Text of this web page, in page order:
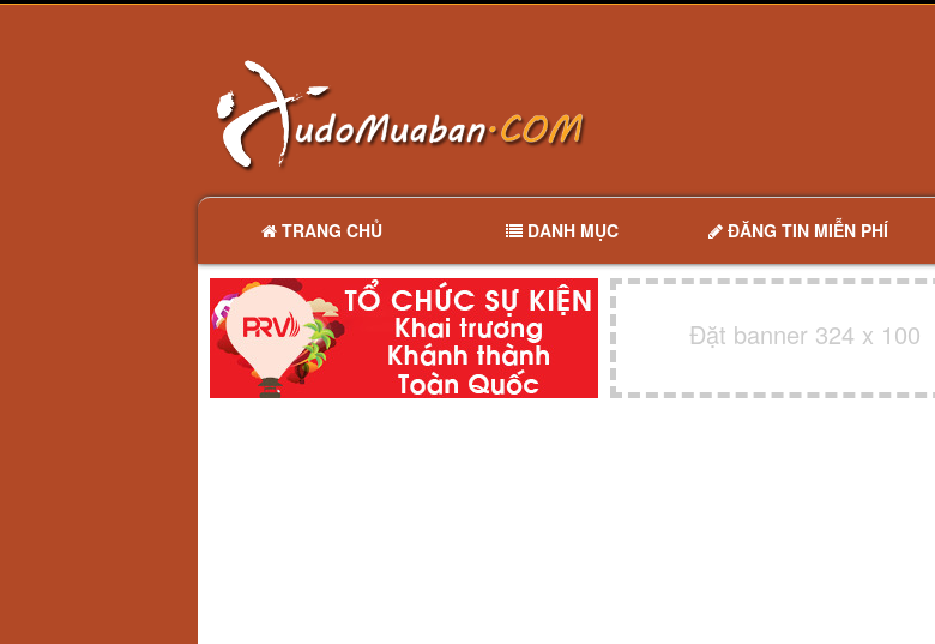
TRANG CHỦ DANH MỤC ĐĂNG TIN MIỄN PHÍ
Đặt banner 324 x 100